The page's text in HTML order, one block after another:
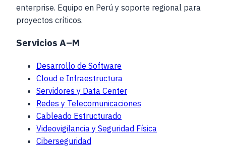
enterprise. Equipo en Perú y soporte regional para
proyectos críticos.
Servicios A–M
Desarrollo de Software
Cloud e Infraestructura
Servidores y Data Center
Redes y Telecomunicaciones
Cableado Estructurado
Videovigilancia y Seguridad Física
Ciberseguridad